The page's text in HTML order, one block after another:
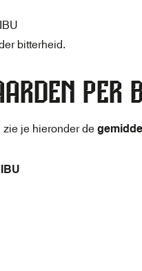
bitterheid.
PER
zie je hieronder de